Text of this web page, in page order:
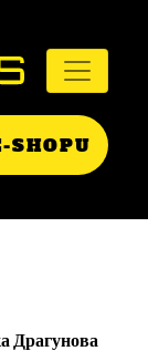
SHOPU
Драгунова